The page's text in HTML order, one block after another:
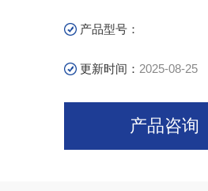
WAT080678
产品型号：
更新时间： 2025-08-25
产品咨询